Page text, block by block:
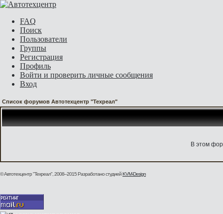
FAQ
Поиск
Пользователи
Группы
Регистрация
Профиль
Войти и проверить личные сообщения
Вход
Список форумов Автотехцентр "Техреал"
В этом
© Автотехцентр "Техреал", 2008–2015Разработано студиейKVM-Design